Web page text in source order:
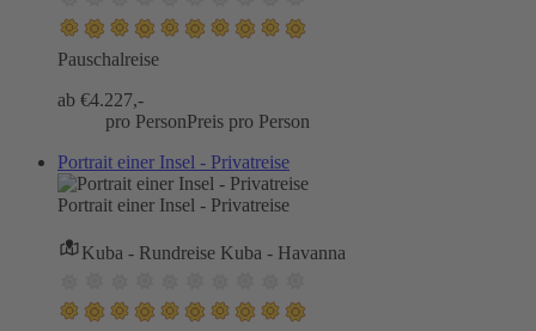
Pauschalreise
ab €4.227,-
pro PersonPreis pro Person
Portrait einer Insel - Privatreise
Portrait einer Insel - Privatreise
Kuba - Rundreise Kuba - Havanna